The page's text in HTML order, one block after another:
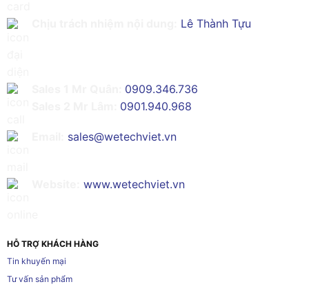
Lê Thành Tựu
0909.346.736
0901.940.968
sales@wetechviet.vn
www.wetechviet.vn
HỖ TRỢ KHÁCH HÀNG
Tin khuyến mại
Tư vấn sản phẩm